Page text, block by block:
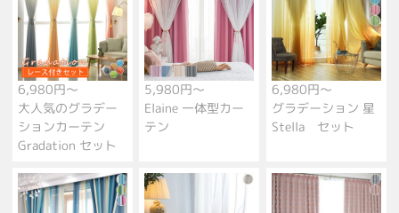
6,980円～
大人気のグラデー
ションカーテン
Gradation セット
5,980円～
Elaine 一体型カー
テン
6,980円～
グラデーション 星
Stella セット